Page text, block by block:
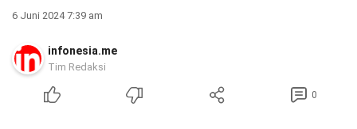
6 Juni 2024 7:39 am
infonesia.me
Tim Redaksi
0